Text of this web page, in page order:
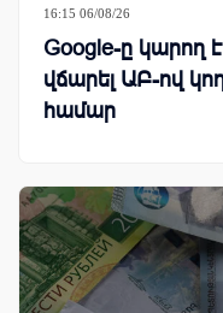
16:15 06/08/26
Google-ը կարող
վճարել ԱԲ-ով
համար